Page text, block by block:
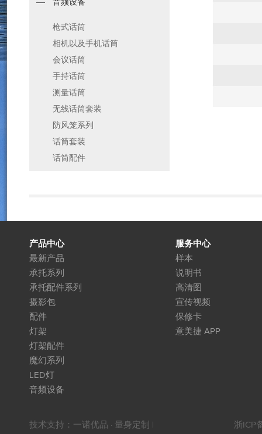
音频设备
枪式话筒
相机以及手机话筒
会议话筒
手持话筒
测量话筒
无线话筒套装
防风笼系列
话筒套装
话筒配件
产品中心
最新产品
承托系列
承托配件系列
摄影包
配件
灯架
灯架配件
魔幻系列
LED灯
音频设备
服务中心
样本
说明书
高清图
宣传视频
保修卡
意美捷 APP
技术支持： 一诺优品 · 量身定制 | 浙ICP